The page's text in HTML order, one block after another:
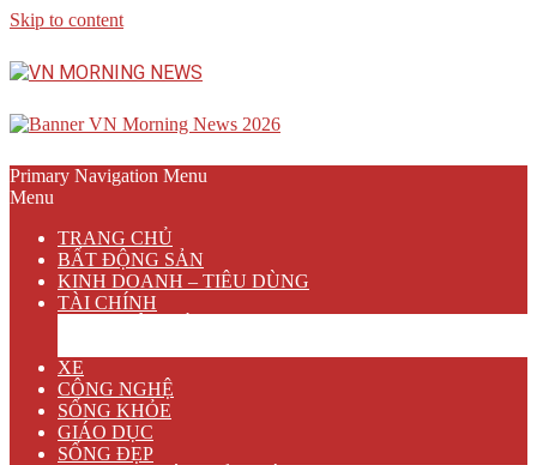
Skip to content
Primary Navigation Menu
Menu
TRANG CHỦ
BẤT ĐỘNG SẢN
KINH DOANH – TIÊU DÙNG
TÀI CHÍNH
XE
CÔNG NGHỆ
SỐNG KHỎE
GIÁO DỤC
SỐNG ĐẸP